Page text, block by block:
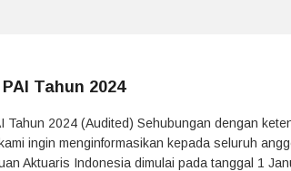
Tahun 2024
Tahun 2024 (Audited) Sehubungan dengan
ingin menginformasikan kepada seluruh
Aktuaris Indonesia dimulai pada tanggal 1